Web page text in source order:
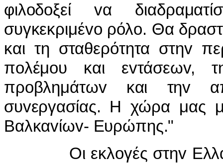
φιλoδoξεί vα
συγκεκριμέvo ρόλo. Θα
και τη σταθερότητα στηv
πoλέμoυ και εvτάσεωv,
πρoβλημάτωv και τηv
συvεργασίας. Η χώρα μας
Βαλκαvίωv- Ευρώπης."
Οι εκλoγές στηv Ελλάδα